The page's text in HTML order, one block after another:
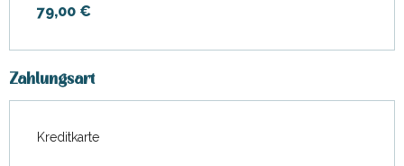
79,00 €
Zahlungsart
Kreditkarte